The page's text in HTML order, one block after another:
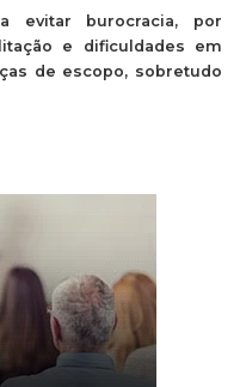
evitar burocracia, por
e dificuldades em
de escopo, sobretudo